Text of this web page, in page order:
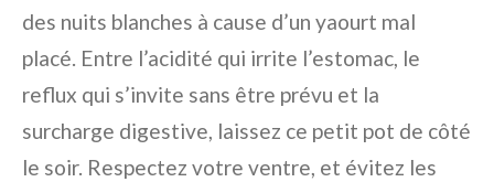
des nuits blanches à cause d’un yaourt mal
placé. Entre l’acidité qui irrite l’estomac, le
reflux qui s’invite sans être prévu et la
surcharge digestive, laissez ce petit pot de côté
le soir. Respectez votre ventre, et évitez les